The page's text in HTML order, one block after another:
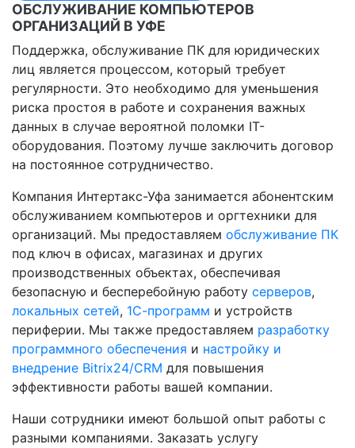
ОБСЛУЖИВАНИЕ КОМПЬЮТЕРОВ
ОРГАНИЗАЦИЙ В УФЕ
Поддержка, обслуживание ПК для юридических
лиц является процессом, который требует
регулярности. Это необходимо для уменьшения
риска простоя в работе и сохранения важных
данных в случае вероятной поломки IT-
оборудования. Поэтому лучше заключить договор
на постоянное сотрудничество.
Компания Интертакс-Уфа занимается абонентским
обслуживанием компьютеров и оргтехники для
организаций. Мы предоставляем обслуживание ПК
под ключ в офисах, магазинах и других
производственных объектах, обеспечивая
безопасную и бесперебойную работу серверов,
локальных сетей, 1С-программ и устройств
периферии. Мы также предоставляем разработку
программного обеспечения и настройку и
внедрение Bitrix24/CRM для повышения
эффективности работы вашей компании.
Наши сотрудники имеют большой опыт работы с
разными компаниями. Заказать услугу